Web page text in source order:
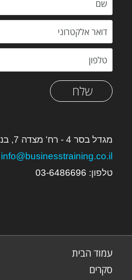
שלח
מגדל בסר 4 - רח' מצדה 7, בני ברק.
info@businesstraining.co.il
טלפון:
03-6486696
עמוד הבית
סקרים